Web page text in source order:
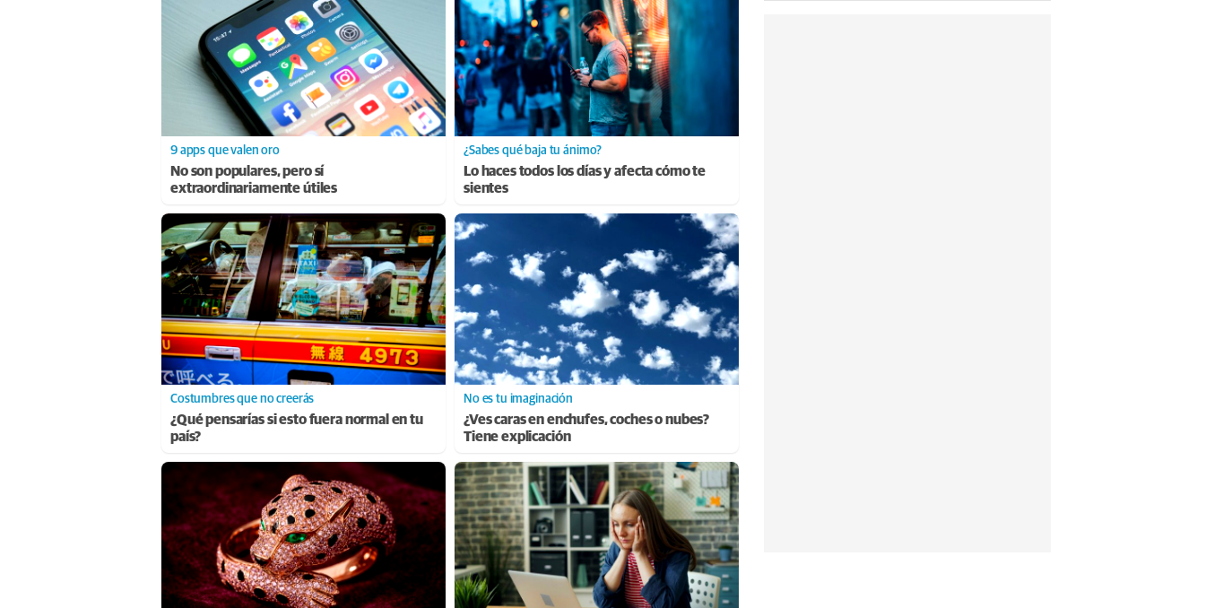
9 apps que valen oro
No son populares, pero sí
extraordinariamente útiles
¿Sabes qué baja tu ánimo?
Lo haces todos los días y afecta cómo te
sientes
Costumbres que no creerás
¿Qué pensarías si esto fuera normal en tu
país?
No es tu imaginación
¿Ves caras en enchufes, coches o nubes?
Tiene explicación